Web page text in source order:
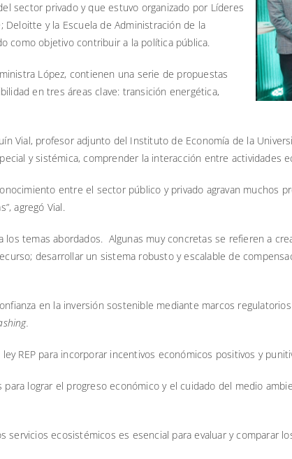
sector privado y que estuvo organizado por Líderes
Deloitte y la Escuela de Administración de la
como objetivo contribuir a la política pública.
López, contienen una serie de propuestas
en tres áreas clave: transición energética,
Vial, profesor adjunto del Instituto de Economía de la
y sistémica, comprender la interacción entre actividades
entre el sector público y privado agravan muchos
agregó Vial.
los temas abordados. Algunas muy concretas se refieren a
desarrollar un sistema robusto y escalable de
en la inversión sostenible mediante marcos
REP para incorporar incentivos económicos positivos y
lograr el progreso económico y el cuidado del medio
servicios ecosistémicos es esencial para evaluar y comparar